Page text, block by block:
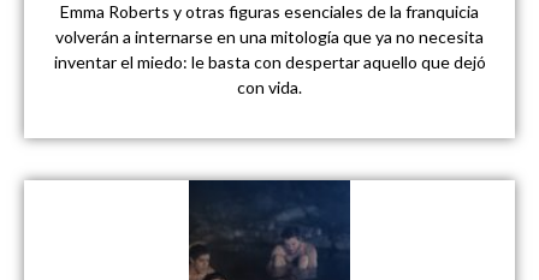
Emma Roberts y otras figuras esenciales de la franquicia
volverán a internarse en una mitología que ya no necesita
inventar el miedo: le basta con despertar aquello que dejó
con vida.